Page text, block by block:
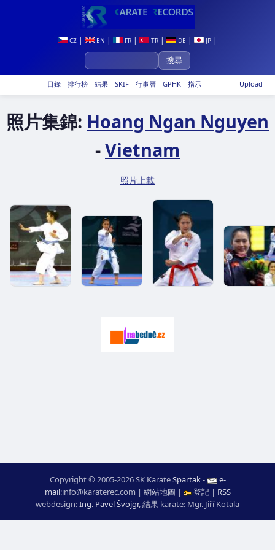
CZ | EN | FR | TR | DE | JP |
Upload
目錄 排行榜 結果 SKIF 行事曆 GPHK 指示
照片集錦: Hoang Ngan Nguyen
-Vietnam
照片上載
Copyright © 2005-2026 SK KarateSpartak-
e-
mail:moc.ceretarak@ofni | 網站地圖 | 登記 | RSS
webdesign:Ing. Pavel Švojgr,結果 karate: Mgr. Jiří Kotala